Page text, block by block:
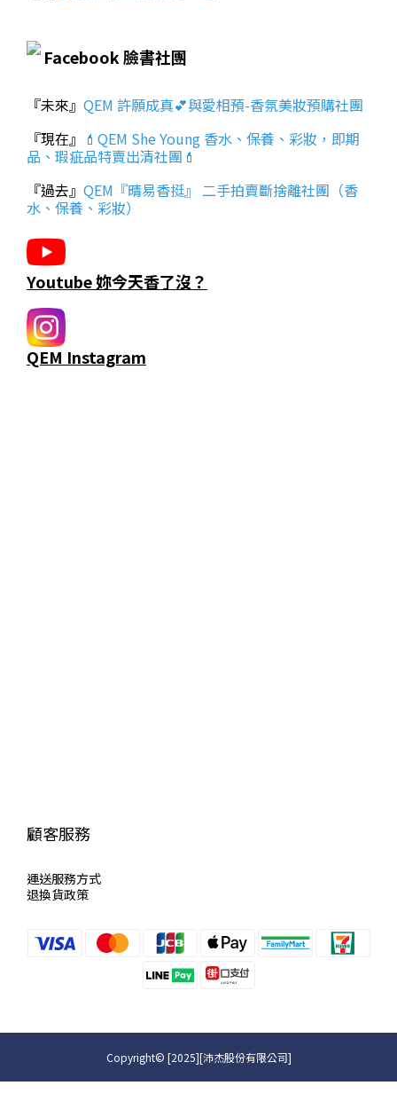
Facebook 臉書社團
『未來』 QEM 許願成真💕與愛相預-香氛美妝預購社團
『現在』 💄QEM She Young 香水、保養、彩妝，即期
品、瑕疵品特賣出清社團💄
『過去』 QEM『晴易香挺』 二手拍賣斷捨離社團（香
水、保養、彩妝）
Youtube 妳今天香了沒？
QEM Instagram
顧客服務
運送服務方式
退換貨政策
Copyright© [2025][沛杰股份有限公司]